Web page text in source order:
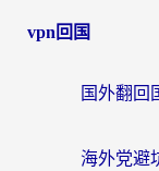
vpn回国